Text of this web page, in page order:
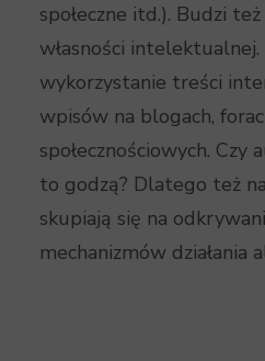
społeczne itd.). Budzi
własności
wykorzystanie treści
wpisów na blogach,
społecznościowych. Czy
to godzą? Dlatego też
skupiają się na
mechanizmów działania